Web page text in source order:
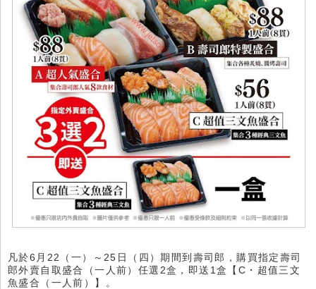
凡於6月22（一）～25日（四）期間到壽司郎，購買指定壽司
郎外賣自取盛合（一人前）任選2盒，即送1盒【C・超值三文
魚盛合（一人前）】。